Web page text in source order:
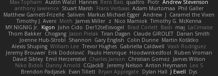
Max Topham Austin Walzl Hannes Rens Bais qualtro Piotr Andrew Stevenson
anthony lawrence Stuart Marsh Frans Verbaas Adam Murtomaa Phil Galler
Matthew Garnett-Frizelle Saliven Markus Michael Egger Andrew J Caramel the Vixen
Timothy J. Aveni Moth James Miller z Nico Marniok Timothy G. McKenna
MY.NIGNIG Jr.
Kigon John Cido Der12teEisvogel Brad Corlett Basti maj LaCimaise
Thom Bakker Chogang Jason Pielak Tiran Dagan Claude GIROLET Darian Smith
Joenne Hub-Strobl Shannon Gary English Colin Dunne Martin Koťátko
Alexis Shuping William Lee Trevor Hughes Gabriella Caldwell Vasili Rodriguez
Jeremy Brouwer Erik Dodolović Paulo Henrique Hoodwinkedfool Ruben Vroman
David Sibley Emil Herzenstiel Charles Janson Christian Gomez James Wilson
Niko Bidoli Danny Arnold CGJackB Jeremy Nelson Anton Heymann Leo S
Brendon Padjasek Evan Tillett Bryan Applegate Dylan Hall J Ewell Dys